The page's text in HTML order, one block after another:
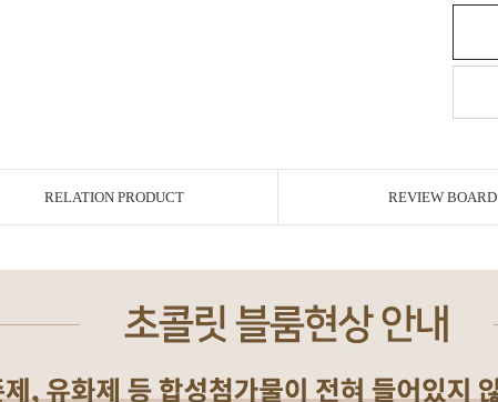
RELATION PRODUCT REVIEW BOARD